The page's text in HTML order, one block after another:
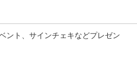
ント、サインチェキなどプレゼン